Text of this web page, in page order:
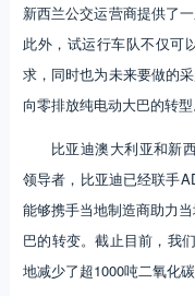
新西兰公交运营商提供了
此外，试运行车队不仅可
求，同时也为未来要做的
向零排放纯电动大巴的转型
比亚迪澳大利亚和新
领导者，比亚迪已经联手
能够携手当地制造商助力
巴的转变。截止目前，我
地减少了超1000吨二氧化